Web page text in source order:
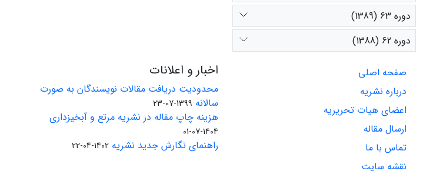
دوره 63 (1389)
دوره 62 (1388)
صفحه اصلی
درباره نشریه
اعضای هیات تحریریه
ارسال مقاله
تماس با ما
نقشه سایت
اخبار و اعلانات
محدودیت دریافت مقالات نویسندگان به صورت
سالانه 1399-07-23
هزینه چاپ مقاله در نشریه مرتع و آبخیزداری
1404-07-01
راهنمای نگارش جدید نشریه 1402-04-22